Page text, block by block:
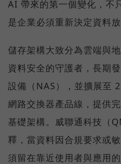
AI 帶來的第一個變化，不
是企業必須重新決定資料放
儲存架構大致分為雲端與
資料安全的守護者，長期
設備（NAS），並擴展至
網路交換器產品線，提供
基礎架構。威聯通科技（
釋，當資料因合規要求或
須留在靠近使用者與應用